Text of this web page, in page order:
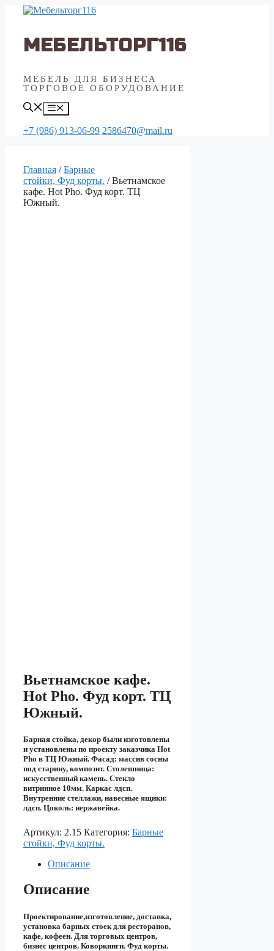
Перейти
МЕБЕЛЬТОРГ116
МЕБЕЛЬ ДЛЯ БИЗНЕСА
ТОРГОВОЕ ОБОРУДОВАНИЕ
Меню
+7 (986) 913-06-99 2586470@mail.ru
Главная /Барные
стойки, Фуд корты. / Вьетнамское
кафе. Hot Pho. Фуд корт. ТЦ
Южный.
Вьетнамское кафе.
Hot Pho. Фуд корт. ТЦ
Южный.
Барная стойка, декор были изготовлены
и установлены по проекту заказчика Hot
Pho в ТЦ Южный. Фасад: массив сосны
под старину, композит. Столешница:
искусственный камень. Стекло
витринное 10мм. Каркас лдсп.
Внутренние стеллажи, навесные ящики:
лдсп. Цоколь: нержавейка.
Артикул: 2.15 Категория: Барные
стойки, Фуд корты.
Описание
Описание
Проектирование,изготовление, доставка,
установка барных стоек для ресторанов,
кафе, кофеен. Для торговых центров,
бизнес центров. Коворкинги. Фуд корты.